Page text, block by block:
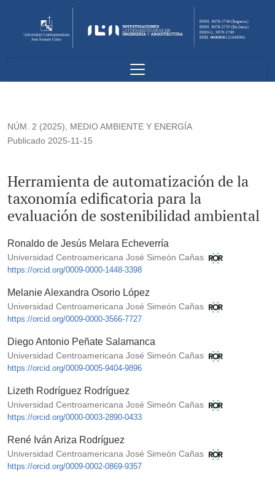
Herramienta de automatización de la taxonomía edificatoria
NÚM. 2 (2025) MEDIO AMBIENTE Y ENERGÍA
Herramienta de automatización de la
taxonomía edificatoria para la
evaluación de sostenibilidad ambiental
Publicado 2025-11-15
Ronaldo de Jesús Melara Echeverría
Universidad Centroamericana José Simeón Cañas
https://orcid.org/0009-0000-1448-3398
Melanie Alexandra Osorio López
Universidad Centroamericana José Simeón Cañas
https://orcid.org/0009-0000-3566-7727
Diego Antonio Peñate Salamanca
Universidad Centroamericana José Simeón Cañas
https://orcid.org/0009-0005-9404-9896
Lizeth Rodríguez Rodríguez
Universidad Centroamericana José Simeón Cañas
https://orcid.org/0000-0003-2890-0433
René Iván Ariza Rodríguez
Universidad Centroamericana José Simeón Cañas
https://orcid.org/0009-0002-0869-9357